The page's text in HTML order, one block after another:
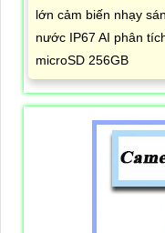
lớn cảm biến nhạy
nước IP67 AI phân
microSD 256GB